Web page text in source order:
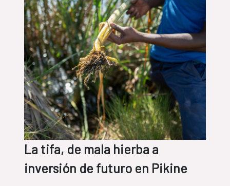
La tifa, de mala hierba a
inversión de futuro en Pikine